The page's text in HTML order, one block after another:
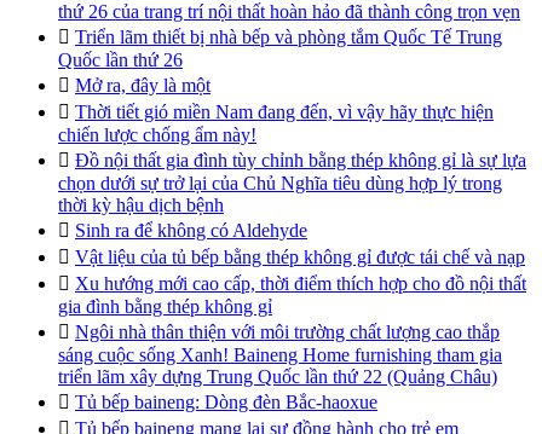
thứ 26 của trang trí nội thất hoàn hảo đã thành công trọn vẹn
 Triển lãm thiết bị nhà bếp và phòng tắm Quốc Tế Trung
Quốc lần thứ 26
 Mở ra, đây là một
 Thời tiết gió miền Nam đang đến, vì vậy hãy thực hiện
chiến lược chống ẩm này!
 Đồ nội thất gia đình tùy chỉnh bằng thép không gỉ là sự lựa
chọn dưới sự trở lại của Chủ Nghĩa tiêu dùng hợp lý trong
thời kỳ hậu dịch bệnh
 Sinh ra để không có Aldehyde
 Vật liệu của tủ bếp bằng thép không gỉ được tái chế và nạp
 Xu hướng mới cao cấp, thời điểm thích hợp cho đồ nội thất
gia đình bằng thép không gỉ
 Ngôi nhà thân thiện với môi trường chất lượng cao thắp
sáng cuộc sống Xanh! Baineng Home furnishing tham gia
triển lãm xây dựng Trung Quốc lần thứ 22 (Quảng Châu)
 Tủ bếp baineng: Dòng đèn Bắc-haoxue
 Tủ bếp baineng mang lại sự đồng hành cho trẻ em